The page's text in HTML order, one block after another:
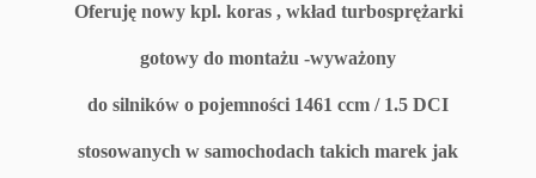
Oferuję nowy kpl. koras , wkład turbosprężarki
gotowy do montażu -wyważony
do silników o pojemności 1461 ccm / 1.5 DCI
stosowanych w samochodach takich marek jak